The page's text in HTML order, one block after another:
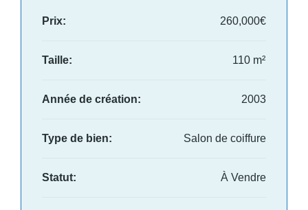
Prix: 260,000€
Taille: 110 m²
Année de création: 2003
Type de bien: Salon de coiffure
Statut: À Vendre